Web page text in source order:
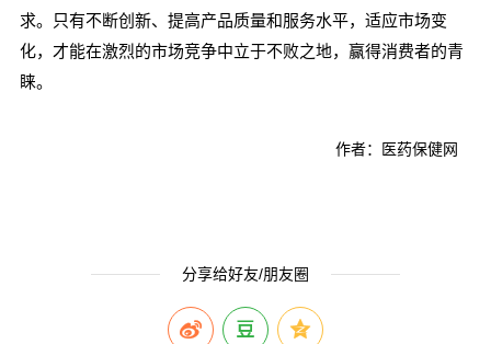
求。只有不断创新、提高产品质量和服务水平，适应市场变
化，才能在激烈的市场竞争中立于不败之地，赢得消费者的青
睐。
作者：医药保健网
分享给好友/朋友圈